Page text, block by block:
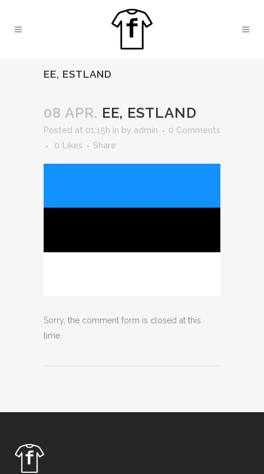
EE, ESTLAND
08 APR. EE, ESTLAND
Posted at 01:15h in by admin
0 Comments
0
Likes Share
Sorry, the comment form is closed at this
time.